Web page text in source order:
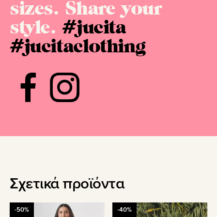
sizes. Share your
style.#jucita
#jucitaclothing
Σχετικά προϊόντα
-50%
Αυτό
-40%
Αυτό